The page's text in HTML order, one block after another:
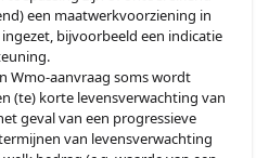
een maatwerkvoorziening in
bijvoorbeeld een indicatie
Wmo-aanvraag soms wordt
(te) korte levensverwachting van
geval van een progressieve
van levensverwachting